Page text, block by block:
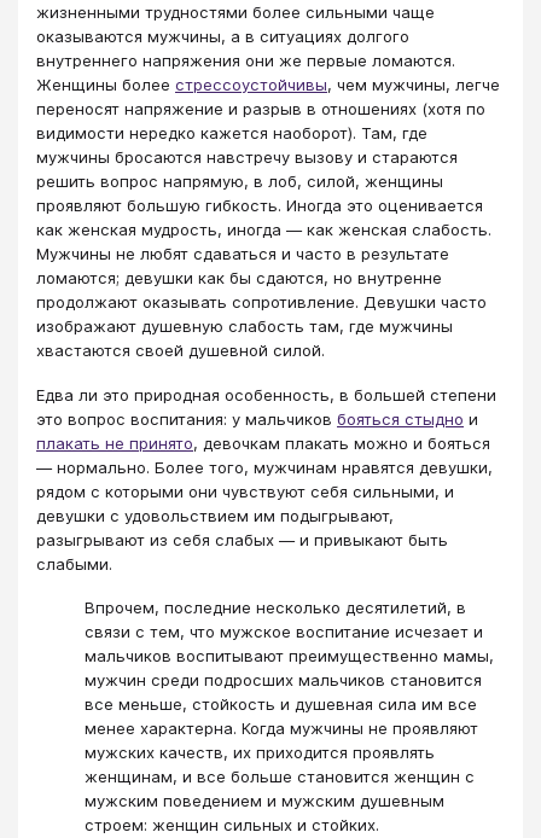
жизненными трудностями более сильными чаще
оказываются мужчины, а в ситуациях долгого
внутреннего напряжения они же первые ломаются.
Женщины более стрессоустойчивы, чем мужчины, легче
переносят напряжение и разрыв в отношениях (хотя по
видимости нередко кажется наоборот). Там, где
мужчины бросаются навстречу вызову и стараются
решить вопрос напрямую, в лоб, силой, женщины
проявляют большую гибкость. Иногда это оценивается
как женская мудрость, иногда — как женская слабость.
Мужчины не любят сдаваться и часто в результате
ломаются; девушки как бы сдаются, но внутренне
продолжают оказывать сопротивление. Девушки часто
изображают душевную слабость там, где мужчины
хвастаются своей душевной силой.
Едва ли это природная особенность, в большей степени
это вопрос воспитания: у мальчиков бояться стыдно и
плакать не принято, девочкам плакать можно и бояться
— нормально. Более того, мужчинам нравятся девушки,
рядом с которыми они чувствуют себя сильными, и
девушки с удовольствием им подыгрывают,
разыгрывают из себя слабых — и привыкают быть
слабыми.
Впрочем, последние несколько десятилетий, в
связи с тем, что мужское воспитание исчезает и
мальчиков воспитывают преимущественно мамы,
мужчин среди подросших мальчиков становится
все меньше, стойкость и душевная сила им все
менее характерна. Когда мужчины не проявляют
мужских качеств, их приходится проявлять
женщинам, и все больше становится женщин с
мужским поведением и мужским душевным
строем: женщин сильных и стойких.